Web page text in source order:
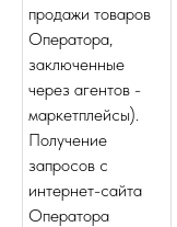
продажи товаров
Оператора,
заключенные
через агентов -
маркетплейсы).
Получение
запросов с
интернет-сайта
Оператора